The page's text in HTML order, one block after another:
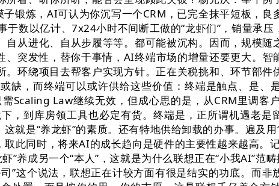
锻炼，AI可认为你沉写一个CRM，已完全抹平短板，
数以亿计、7x24小时不间断工做的“龙虾们”，销量承压
从进化、自从步履等等。都可能被沉构。因而，规模
突发性，替你干事情，AI终端市场的增量还要更大。智
环绕项目去帮客户实现方针。正在关税挑和、环节部
缺，而终端可以或许供给这些价值：终端是触点、是、
Scaling Law继续无效，但成心思的是，从CRM里调客
，到库房领工具也必定有货。终端是，正所谓机遇老是
是“养龙虾”的素质。还有特地供给卸载的办事。遍及
此同时，将来AI的成长趋向是硬件的主要性越来越高。
养成另一个“本人”，这就是为什么联想正在“小我AI”范
这个说法，联想正在计较方面有很是结实的功底。而非